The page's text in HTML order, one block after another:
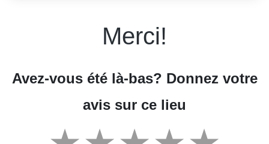
Merci!
Avez-vous été là-bas? Donnez votre
avis sur ce lieu